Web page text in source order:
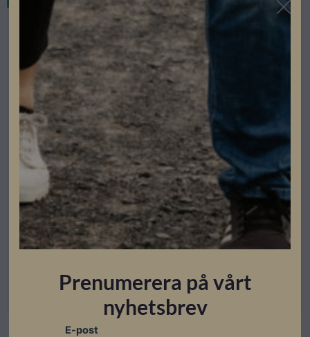
Betong och Tegelpannor Nordmount
Nordmount Kabelskydd Svart
Lev. artikelnummer: 1120
Läs mer
Prenumerera på vårt
nyhetsbrev
E-post